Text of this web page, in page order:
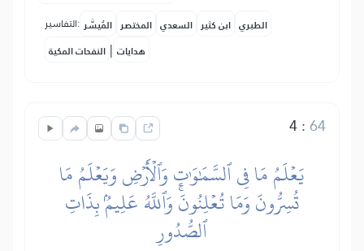
التفاسير: المُيسَّر المختصر السعدي ابن كثير الطبري
النفحات المكية | هدايات
4:64
يَعۡلَمُ مَا فِي ٱلسَّمَٰوَٰتِ وَٱلۡأَرۡضِ وَيَعۡلَمُ مَا
تُسِرُّونَ وَمَا تُعۡلِنُونَۚ وَٱللَّهُ عَلِيمُۢ بِذَاتِ
ٱلصُّدُورِ